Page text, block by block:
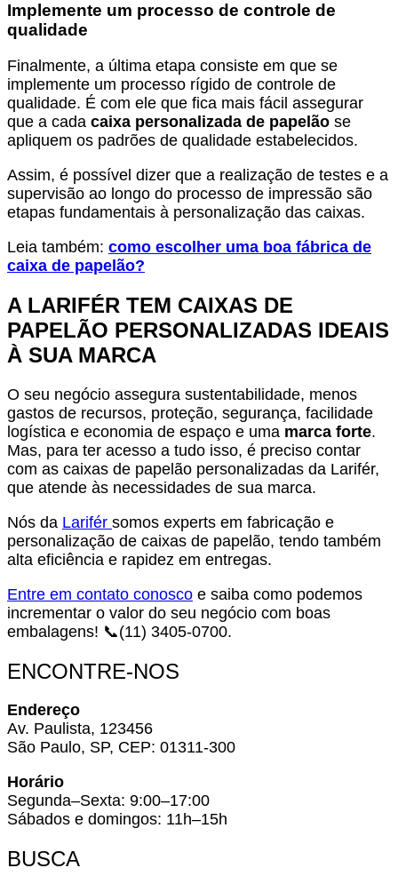
Implemente um processo de controle de
qualidade
Finalmente, a última etapa consiste em que se
implemente um processo rígido de controle de
qualidade. É com ele que fica mais fácil assegurar
que a cada caixa personalizada de papelão se
apliquem os padrões de qualidade estabelecidos.
Assim, é possível dizer que a realização de testes e a
supervisão ao longo do processo de impressão são
etapas fundamentais à personalização das caixas.
Leia também: como escolher uma boa fábrica de
caixa de papelão?
A LARIFÉR TEM CAIXAS DE
PAPELÃO PERSONALIZADAS IDEAIS
À SUA MARCA
O seu negócio assegura sustentabilidade, menos
gastos de recursos, proteção, segurança, facilidade
logística e economia de espaço e uma marca forte.
Mas, para ter acesso a tudo isso, é preciso contar
com as caixas de papelão personalizadas da Larifér,
que atende às necessidades de sua marca.
Nós da Larifér somos experts em fabricação e
personalização de caixas de papelão, tendo também
alta eficiência e rapidez em entregas.
Entre em contato conosco e saiba como podemos
incrementar o valor do seu negócio com boas
embalagens! 📞(11) 3405-0700.
ENCONTRE-NOS
Endereço
Av. Paulista, 123456
São Paulo, SP, CEP: 01311-300
Horário
Segunda–Sexta: 9:00–17:00
Sábados e domingos: 11h–15h
BUSCA